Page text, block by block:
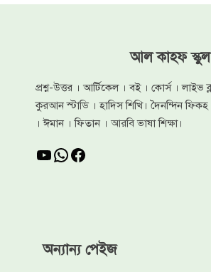
আল কাহফ স্কুল
প্রশ্ন-উত্তর । আর্টিকেল । বই । কোর্স । লাইভ
কুরআন স্টাডি । হাদিস শিখি। দৈনন্দিন
। ঈমান । ফিতান । আরবি ভাষা শিক্ষা।
YouTube
WhatsApp
Facebook
অন্যান্য পেইজ